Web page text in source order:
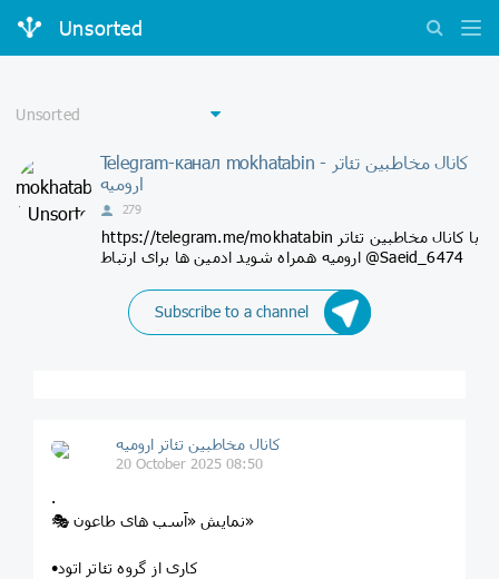
Unsorted
Telegram-канал mokhatabin - کانال مخاطبین تئاتر
ارومیه
279
https://telegram.me/mokhatabin با کانال مخاطبین تئاتر
ارومیه همراه شوید ادمین ها برای ارتباط @Saeid_6474
Subscribe to a channel
کانال مخاطبین تئاتر ارومیه
20 October 2025 08:50
.
🎭 نمایش «اَسب های طاعون»
•کاری از گروه تئاتر اتود